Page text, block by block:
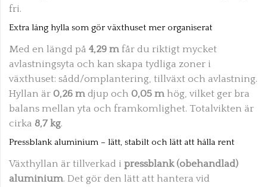
fri.
Extra lång hylla som gör växthuset mer organiserat
Med en längd på 4,29 m får du riktigt mycket
avlastningsyta och kan skapa tydliga zoner i
växthuset: sådd/omplantering, tillväxt och avlastning.
Hyllan är 0,26 m djup och 0,05 m hög, vilket ger bra
balans mellan yta och framkomlighet. Totalvikten är
cirka 8,7 kg.
Pressblank aluminium – lätt, stabilt och lätt att hålla rent
Växthyllan är tillverkad i pressblank (obehandlad)
aluminium. Det gör den lätt att hantera vid